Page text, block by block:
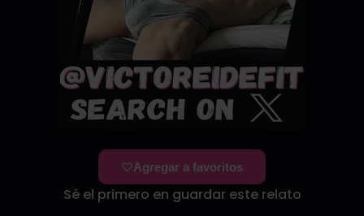
Agregar a favoritos
Sé el primero en guardar este relato